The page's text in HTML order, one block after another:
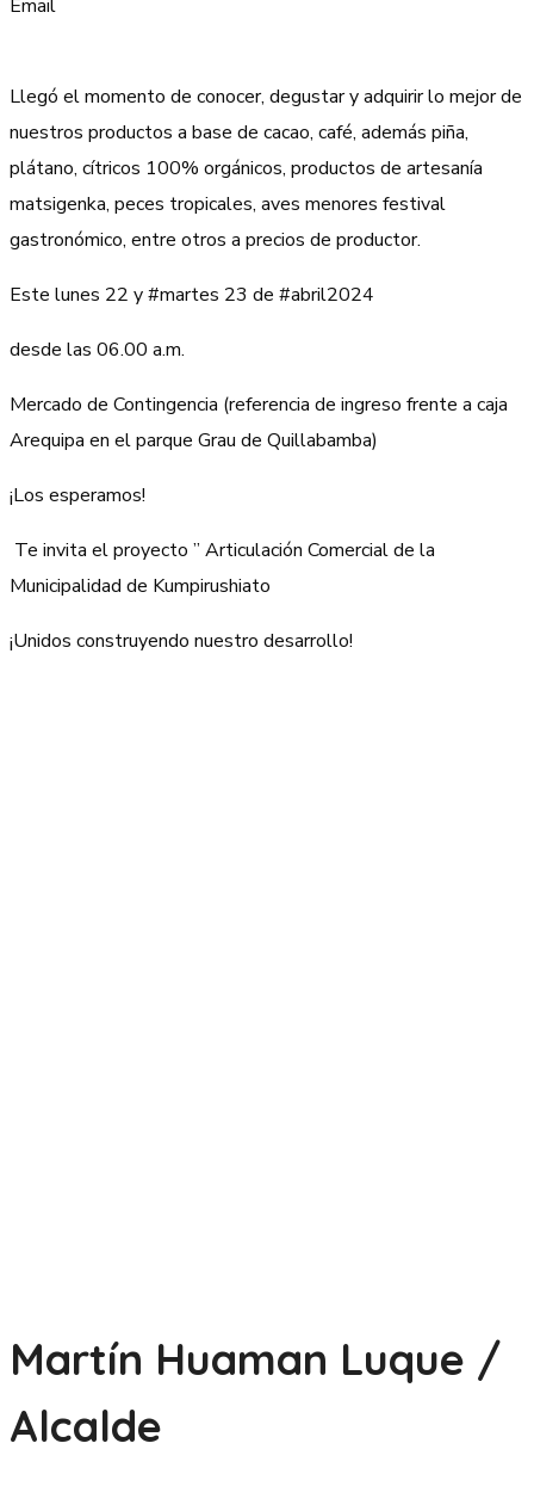
Email
Llegó el momento de conocer, degustar y adquirir lo mejor de
nuestros productos a base de cacao, café, además piña,
plátano, cítricos 100% orgánicos, productos de artesanía
matsigenka, peces tropicales, aves menores festival
gastronómico, entre otros a precios de productor.
Este lunes 22 y #martes 23 de #abril2024
desde las 06.00 a.m.
Mercado de Contingencia (referencia de ingreso frente a caja
Arequipa en el parque Grau de Quillabamba)
¡Los esperamos!
Te invita el proyecto ” Articulación Comercial de la
Municipalidad de Kumpirushiato
¡Unidos construyendo nuestro desarrollo!
Martín Huaman Luque /
Alcalde